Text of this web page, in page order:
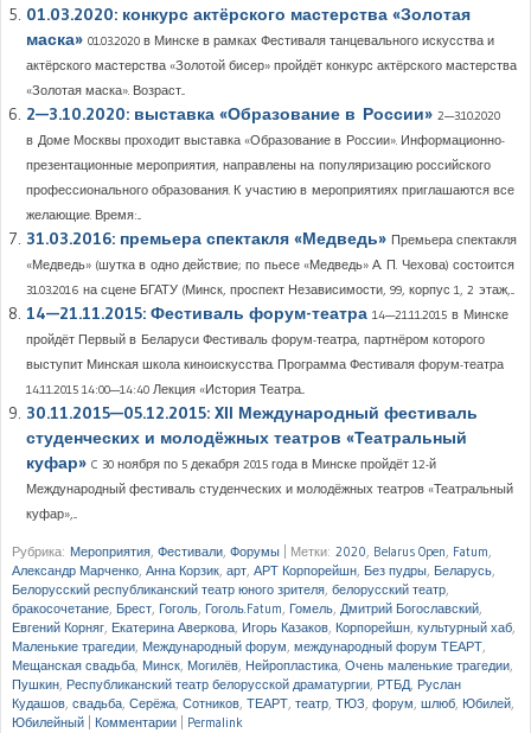
01.03.2020: конкурс актёрского мастерства «Золотая
маска» 01.03.2020 в Минске в рамках Фестиваля танцевального искусства и
актёрского мастерства «Золотой бисер» пройдёт конкурс актёрского мастерства
«Золотая маска». Возраст...
2—3.10.2020: выставка «Образование в России» 2—3.10.2020
в Доме Москвы проходит выставка «Образование в России». Информационно-
презентационные мероприятия, направлены на популяризацию российского
профессионального образования. К участию в мероприятиях приглашаются все
желающие. Время:...
31.03.2016: премьера спектакля «Медведь» Премьера спектакля
«Медведь» (шутка в одно действие; по пьесе «Медведь» А. П. Чехова) состоится
31.03.2016 на сцене БГАТУ (Минск, проспект Независимости, 99, корпус 1, 2 этаж,...
14—21.11.2015: Фестиваль форум-театра 14—21.11.2015 в Минске
пройдёт Первый в Беларуси Фестиваль форум-театра, партнёром которого
выступит Минская школа киноискусства. Программа Фестиваля форум-театра
14.11.2015 14:00—14:40 Лекция «История Театра...
30.11.2015—05.12.2015: XІI Международный фестиваль
студенческих и молодёжных театров «Театральный
куфар» C 30 ноября по 5 декабря 2015 года в Минске пройдёт 12-й
Международный фестиваль студенческих и молодёжных театров «Театральный
куфар»,...
Рубрика: Мероприятия, Фестивали, Форумы Метки: 2020, Belarus Open, Fatum,
Александр Марченко, Анна Корзик, арт, АРТ Корпорейшн, Без пудры, Беларусь,
Белорусский республиканский театр юного зрителя, белорусский театр,
бракосочетание, Брест, Гоголь, Гоголь.Fatum, Гомель, Дмитрий Богославский,
Евгений Корняг, Екатерина Аверкова, Игорь Казаков, Корпорейшн, культурный хаб,
Маленькие трагедии, Международный форум, международный форум ТЕАРТ,
Мещанская свадьба, Минск, Могилёв, Нейропластика, Очень маленькие трагедии,
Пушкин, Республиканский театр белорусской драматургии, РТБД, Руслан
Кудашов, свадьба, Серёжа, Сотников, ТЕАРТ, театр, ТЮЗ, форум, шлюб, Юбилей,
Юбилейный
Комментарии Permalink